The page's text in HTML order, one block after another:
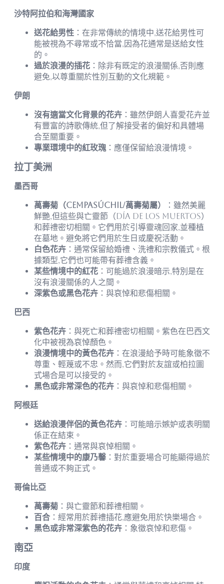
沙特阿拉伯和海灣國家
送花給男性 ：在非常傳統的情境中,送花給男性可
能被視為不尋常或不恰當,因為花通常是送給女性
的。
過於浪漫的插花 ：除非有既定的浪漫關係,否則應
避免,以尊重關於性別互動的文化規範。
伊朗
沒有適當文化背景的花卉 ：雖然伊朗人喜愛花卉並
有豐富的詩歌傳統,但了解接受者的偏好和具體場
合至關重要。
專業環境中的紅玫瑰 ：應僅保留給浪漫情境。
拉丁美洲
墨西哥
萬壽菊（Cempasúchil/萬壽菊屬）
：雖然美麗
鮮艷,但這些與亡靈節（Día de los Muertos）
和葬禮密切相關。它們用於引導靈魂回家,並種植
在墓地。避免將它們用於生日或慶祝活動。
白色花卉 ：通常保留給婚禮、洗禮和宗教儀式。根
據類型,它們也可能帶有葬禮含義。
某些情境中的紅花 ：可能過於浪漫暗示,特別是在
沒有浪漫關係的人之間。
深紫色或黑色花卉 ：與哀悼和悲傷相關。
巴西
紫色花卉 ：與死亡和葬禮密切相關。紫色在巴西文
化中被視為哀悼顏色。
浪漫情境中的黃色花卉 ：在浪漫給予時可能象徵不
尊重、輕蔑或不忠。然而,它們對於友誼或柏拉圖
式場合是可以接受的。
黑色或非常深色的花卉 ：與哀悼和悲傷相關。
阿根廷
送給浪漫伴侶的黃色花卉 ：可能暗示嫉妒或表明關
係正在結束。
紫色花卉 ：通常與哀悼相關。
某些情境中的康乃馨 ：對於重要場合可能顯得過於
普通或不夠正式。
哥倫比亞
萬壽菊 ：與亡靈節和葬禮相關。
百合 ：經常用於葬禮插花,應避免用於快樂場合。
黑色或非常深紫色的花卉 ：象徵哀悼和悲傷。
南亞
印度